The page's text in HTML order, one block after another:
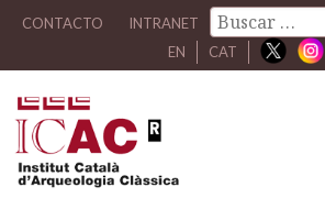
CONTACTO INTRANET
EN
CAT